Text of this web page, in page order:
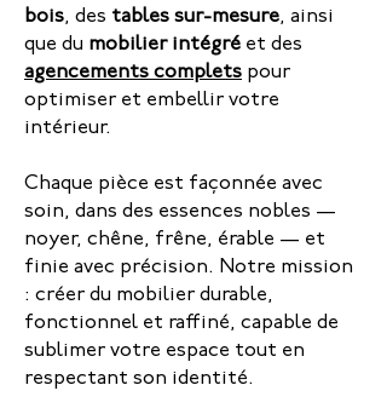
bois, des tables sur-mesure, ainsi
que du mobilier intégré et des
agencements complets pour
optimiser et embellir votre
intérieur.
Chaque pièce est façonnée avec
soin, dans des essences nobles —
noyer, chêne, frêne, érable — et
finie avec précision. Notre mission
: créer du mobilier durable,
fonctionnel et raffiné, capable de
sublimer votre espace tout en
respectant son identité.